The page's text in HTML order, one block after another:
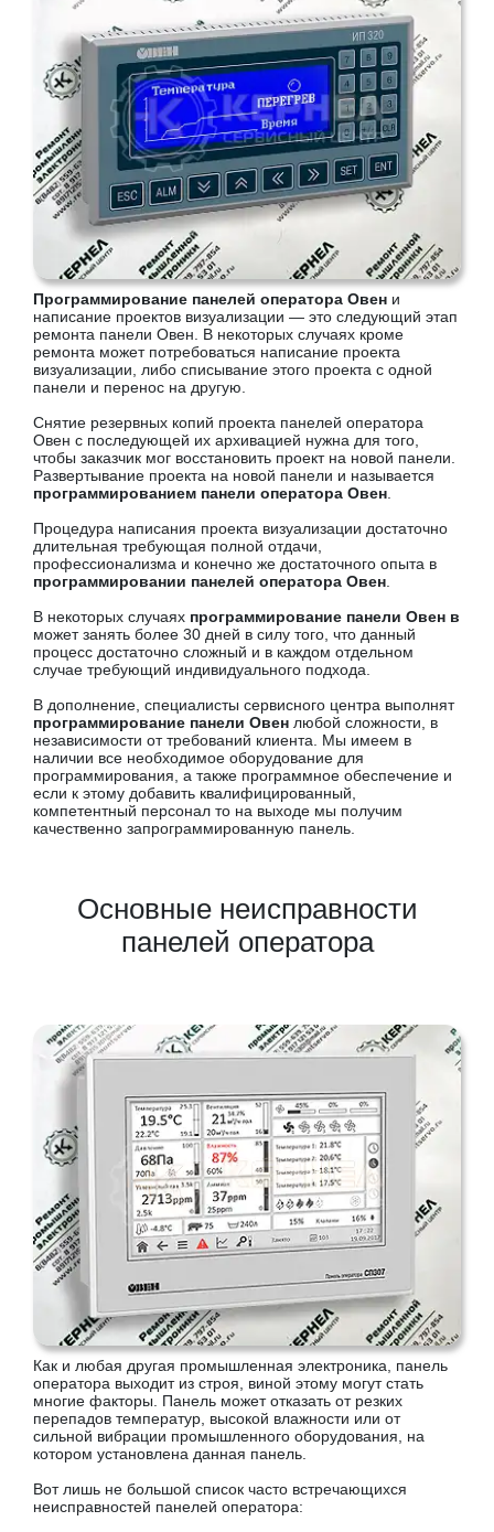
Программирование панелей оператора Овен и
написание проектов визуализации — это следующий этап
ремонта панели Овен. В некоторых случаях кроме
ремонта может потребоваться написание проекта
визуализации, либо списывание этого проекта с одной
панели и перенос на другую.
Снятие резервных копий проекта панелей оператора
Овен с последующей их архивацией нужна для того,
чтобы заказчик мог восстановить проект на новой панели.
Развертывание проекта на новой панели и называется
программированием панели оператора Овен
Процедура написания проекта визуализации достаточно
длительная требующая полной отдачи,
профессионализма и конечно же достаточного опыта в
программировании панелей оператора Овен
В некоторых случаях программирование панели Овен в
может занять более 30 дней в силу того, что данный
процесс достаточно сложный и в каждом отдельном
случае требующий индивидуального подхода.
В дополнение, специалисты сервисного центра выполнят
программирование панели Овен любой сложности, в
независимости от требований клиента. Мы имеем в
наличии все необходимое оборудование для
программирования, а также программное обеспечение и
если к этому добавить квалифицированный,
компетентный персонал то на выходе мы получим
качественно запрограммированную панель.
Основные неисправности
панелей оператора
Как и любая другая промышленная электроника, панель
оператора выходит из строя, виной этому могут стать
многие факторы. Панель может отказать от резких
перепадов температур, высокой влажности или от
сильной вибрации промышленного оборудования, на
котором установлена данная панель.
Вот лишь не большой список часто встречающихся
неисправностей панелей оператора: